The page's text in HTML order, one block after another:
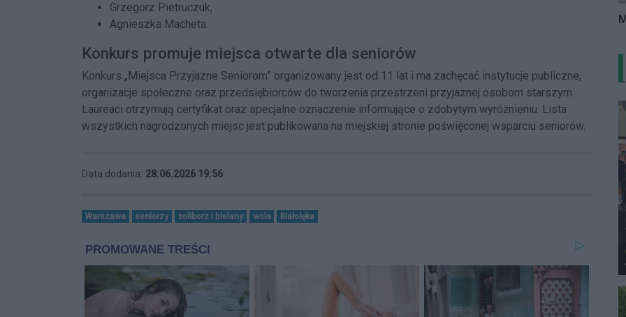
Grzegorz Pietruczuk,
Agnieszka Macheta.
Konkurs promuje miejsca otwarte dla seniorów
Konkurs „Miejsca Przyjazne Seniorom” organizowany jest od 11 lat i ma zachęcać instytucje publiczne,
organizacje społeczne oraz przedsiębiorców do tworzenia przestrzeni przyjaznej osobom starszym.
Laureaci otrzymują certyfikat oraz specjalne oznaczenie informujące o zdobytym wyróżnieniu. Lista
wszystkich nagrodzonych miejsc jest publikowana na miejskiej stronie poświęconej wsparciu seniorów.
Data dodania: 28.06.2026 19:56
Warszawa seniorzy żoliborz i bielany wola Białołęka